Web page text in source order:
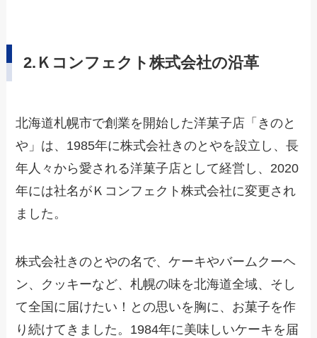
2.Ｋコンフェクト株式会社の沿革
北海道札幌市で創業を開始した洋菓子店「きのと
や」は、1985年に株式会社きのとやを設立し、長
年人々から愛される洋菓子店として経営し、2020
年には社名がＫコンフェクト株式会社に変更され
ました。
株式会社きのとやの名で、ケーキやバームクーヘ
ン、クッキーなど、札幌の味を北海道全域、そし
て全国に届けたい！との思いを胸に、お菓子を作
り続けてきました。1984年に美味しいケーキを届